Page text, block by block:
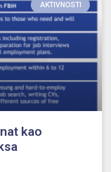
AKTIVNOSTI
kao